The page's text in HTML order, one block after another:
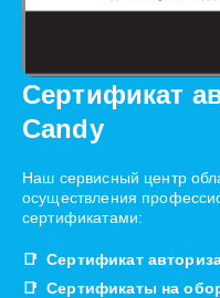
Сертификат
Candy
Наш сервисный центр
осуществления
сертификатами:
Сертификат
Сертификаты на